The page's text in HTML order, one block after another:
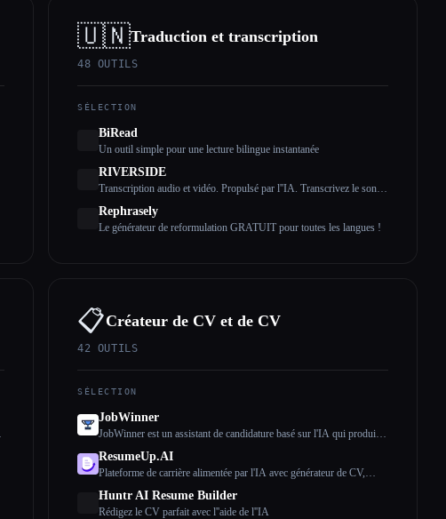
🇺🇳Traduction et transcription
48 OUTILS
SÉLECTION
BiRead
Un outil simple pour une lecture bilingue instantanée
RIVERSIDE
Transcription audio et vidéo. Propulsé par l''IA. Transcrivez le son et
de 100 langues et gratuitement.
Rephrasely
Le générateur de reformulation GRATUIT pour toutes les langues !
📋Créateur de CV et de CV
42 OUTILS
SÉLECTION
JobWinner
JobWinner est un assistant de candidature basé sur l'IA qui produit
aux entretiens sur mesure.
ResumeUp.AI
Plateforme de carrière alimentée par l'IA avec générateur de CV,
entretiens plus rapidement grâce à l'optimisation des CV par IA.
Huntr AI Resume Builder
Rédigez le CV parfait avec l''aide de l''IA